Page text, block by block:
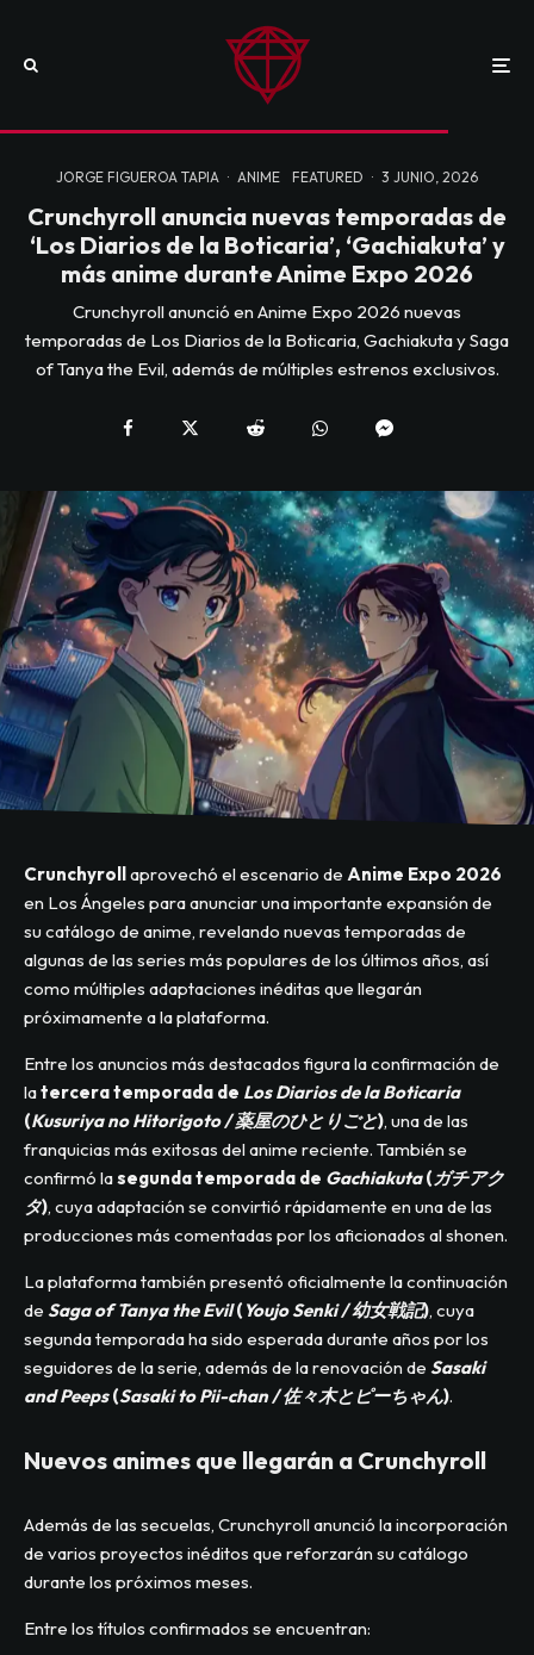
JORGE FIGUEROA TAPIA · ANIME FEATURED · 3 JUNIO, 2026
Crunchyroll anuncia nuevas temporadas de
‘Los Diarios de la Boticaria’, ‘Gachiakuta’ y
más anime durante Anime Expo 2026
Crunchyroll anunció en Anime Expo 2026 nuevas
temporadas de Los Diarios de la Boticaria, Gachiakuta y Saga
of Tanya the Evil, además de múltiples estrenos exclusivos.
Crunchyrollaprovechó el escenario de Anime Expo 2026
en Los Ángeles para anunciar una importante expansión de
su catálogo de anime, revelando nuevas temporadas de
algunas de las series más populares de los últimos años, así
como múltiples adaptaciones inéditas que llegarán
próximamente a la plataforma.
Entre los anuncios más destacados figura la confirmación de
latercera temporada de Los Diarios de la Boticaria
(Kusuriya no Hitorigoto / 薬屋のひとりごと), una de las
franquicias más exitosas del anime reciente. También se
confirmó lasegunda temporada de Gachiakuta(ガチアク
タ), cuya adaptación se convirtió rápidamente en una de las
producciones más comentadas por los aficionados al shonen.
La plataforma también presentó oficialmente la continuación
de Saga of Tanya the Evil(Youjo Senki / 幼女戦記), cuya
segunda temporada ha sido esperada durante años por los
seguidores de la serie, además de la renovación de Sasaki
and Peeps(Sasaki to Pii-chan / 佐々木とピーちゃん).
Nuevos animes que llegarán a Crunchyroll
Además de las secuelas, Crunchyroll anunció la incorporación
de varios proyectos inéditos que reforzarán su catálogo
durante los próximos meses.
Entre los títulos confirmados se encuentran: